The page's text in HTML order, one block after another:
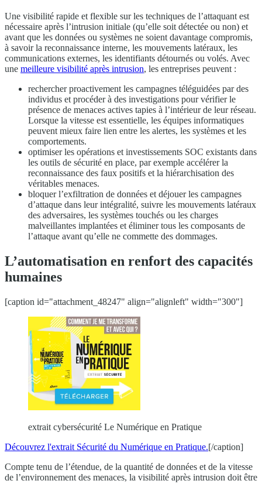
Une visibilité rapide et flexible sur les techniques de l’attaquant est
nécessaire après l’intrusion initiale (qu’elle soit détectée ou non) et
avant que les données ou systèmes ne soient davantage compromis,
à savoir la reconnaissance interne, les mouvements latéraux, les
communications externes, les identifiants détournés ou volés. Avec
une meilleure visibilité après intrusion, les entreprises peuvent :
rechercher proactivement les campagnes téléguidées par des
individus et procéder à des investigations pour vérifier le
présence de menaces actives tapies à l’intérieur de leur réseau.
Lorsque la vitesse est essentielle, les équipes informatiques
peuvent mieux faire lien entre les alertes, les systèmes et les
comportements.
optimiser les opérations et investissements SOC existants dans
les outils de sécurité en place, par exemple accélérer la
reconnaissance des faux positifs et la hiérarchisation des
véritables menaces.
bloquer l’exfiltration de données et déjouer les campagnes
d’attaque dans leur intégralité, suivre les mouvements latéraux
des adversaires, les systèmes touchés ou les charges
malveillantes implantées et éliminer tous les composants de
l’attaque avant qu’elle ne commette des dommages.
L’automatisation en renfort des capacités
humaines
[caption id="attachment_48247" align="alignleft" width="300"]
extrait cybersécurité Le Numérique en Pratique
Découvrez l'extrait Sécurité du Numérique en Pratique.[/caption]
Compte tenu de l’étendue, de la quantité de données et de la vitesse
de l’environnement des menaces, la visibilité après intrusion doit être